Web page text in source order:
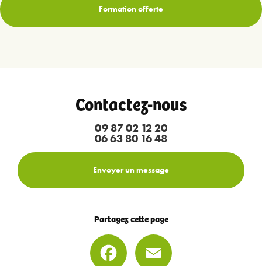
Formation offerte
Contactez-nous
09 87 02 12 20
06 63 80 16 48
Envoyer un message
Partagez cette page
Facebook